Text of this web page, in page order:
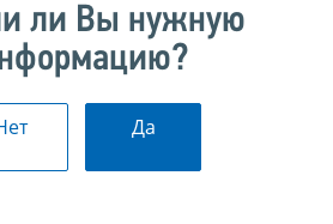
ли Вы нужную
Да